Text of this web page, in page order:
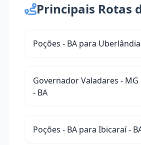
Principais Rotas
Poções - BA para
Governador Valadares - MG
- BA
Poções - BA para Ibicaraí -